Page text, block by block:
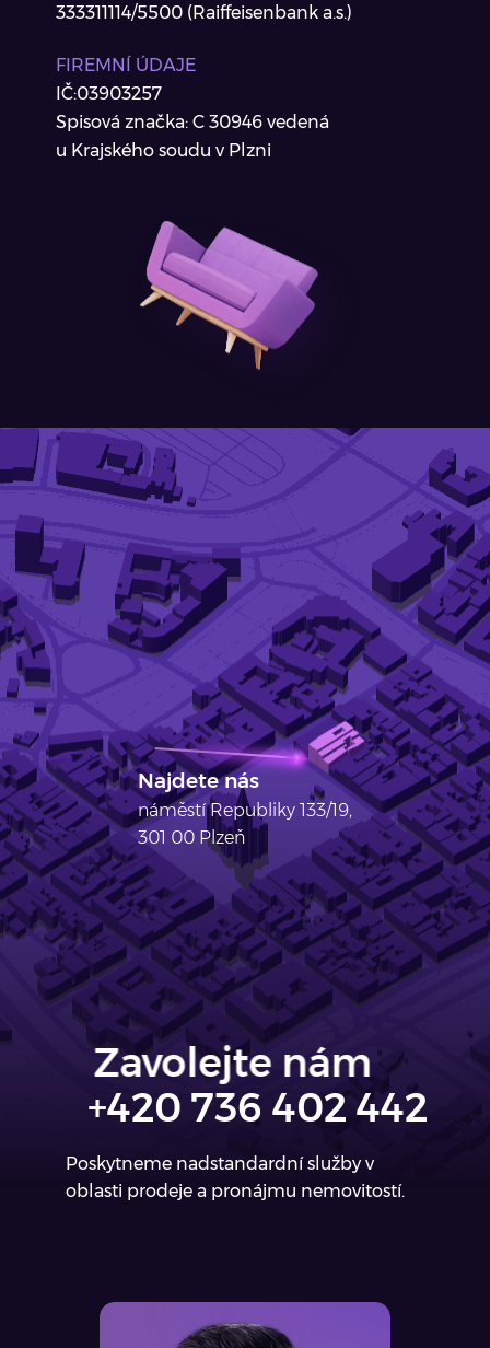
333311114/5500 (Raiffeisenbank a.s.)
FIREMNÍ ÚDAJE
IČ:03903257
Spisová značka: C 30946 vedená
u Krajského soudu v Plzni
Najdete nás
náměstí Republiky 133/19,
301 00 Plzeň
Zavolejte nám
+420 736 402 442
Poskytneme nadstandardní služby v
oblasti prodeje a pronájmu nemovitostí.